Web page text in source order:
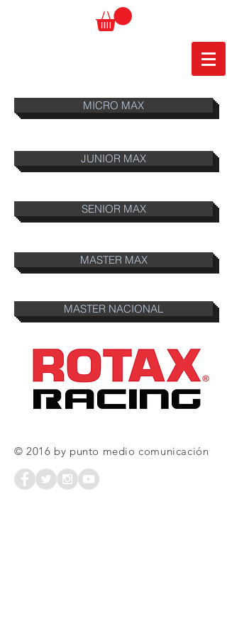
MICRO MAX
JUNIOR MAX
SENIOR MAX
MASTER MAX
MASTER NACIONAL
© 2016 by punto medio comunicación